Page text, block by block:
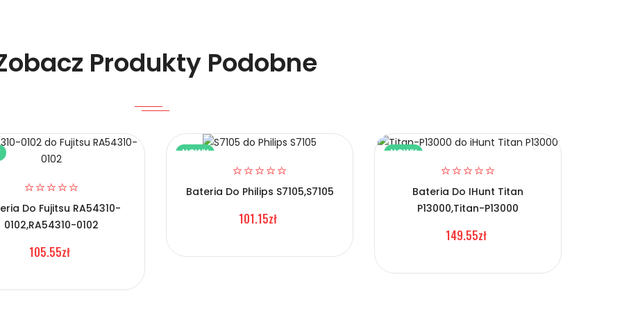
Nokia BTY2500Li23
Nokia BTY2500Li23?
Produkty Podobne
Do Fujitsu RA54310-
0102,RA54310-0102
105.55zł
NOWY
Bateria Do Philips S7105,S7105
101.15zł
NOWY
Bateria Do IHunt Titan
P13000,Titan-P13000
149.55zł